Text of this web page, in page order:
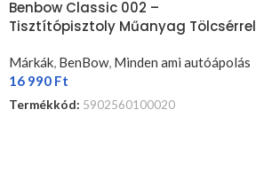
Benbow Classic 002 –
Tisztítópisztoly Műanyag Tölcsérrel
Márkák BenBow, Minden ami autóápolás
16 990 Ft
Termékkód: 5902560100020